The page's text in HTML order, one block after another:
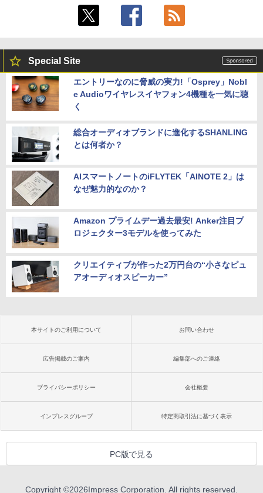
Special Site
エントリーなのに脅威の実力!「Osprey」Nobl
e Audioワイヤレスイヤフォン4機種を一気に聴
く
総合オーディオブランドに進化するSHANLING
とは何者か？
AIスマートノートのiFLYTEK「AINOTE 2」は
なぜ魅力的なのか？
Amazon プライムデー過去最安! Anker注目プ
ロジェクター3モデルを使ってみた
クリエイティブが作った2万円台の“小さなピュ
アオーディオスピーカー”
本サイトのご利用について お問い合わせ
広告掲載のご案内 編集部へのご連絡
プライバシーポリシー 会社概要
インプレスグループ 特定商取引法に基づく表示
PC版で見る
Copyright ©2026Impress Corporation. All rights reserved.